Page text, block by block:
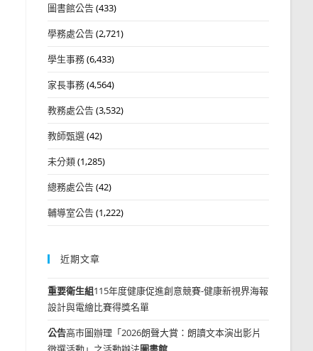
圖書館公告(433)
學務處公告(2,721)
學生事務(6,433)
家長事務(4,564)
教務處公告(3,532)
教師甄選(42)
未分類(1,285)
總務處公告(42)
輔導室公告(1,222)
近期文章
重要衛生組115年度健康促進創意競賽-健康新視界海報
設計與電繪比賽得獎名單
公告高市圖辦理「2026朗聲大賞：朗讀文本演出影片